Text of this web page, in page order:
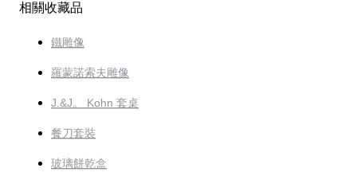
相關收藏品
鐵雕像
羅蒙諾索夫雕像
J.&J。 Kohn 套桌
餐刀套裝
玻璃餅乾盒